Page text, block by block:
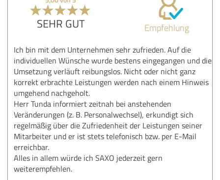
SEHR GUT Empfehlung
Ich bin mit dem Unternehmen sehr zufrieden. Auf die
individuellen Wünsche wurde bestens eingegangen und die
Umsetzung verläuft reibungslos. Nicht oder nicht ganz
korrekt erbrachte Leistungen werden nach einem Hinweis
umgehend nachgeholt.
Herr Tunda informiert zeitnah bei anstehenden
Veränderungen (z. B. Personalwechsel), erkundigt sich
regelmäßig über die Zufriedenheit der Leistungen seiner
Mitarbeiter und er ist stets telefonisch bzw. per E-Mail
erreichbar.
Alles in allem würde ich SAXO jederzeit gern
weiterempfehlen.